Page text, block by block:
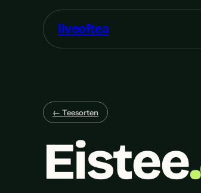
liveoftea
← Teesorten
Eistee.